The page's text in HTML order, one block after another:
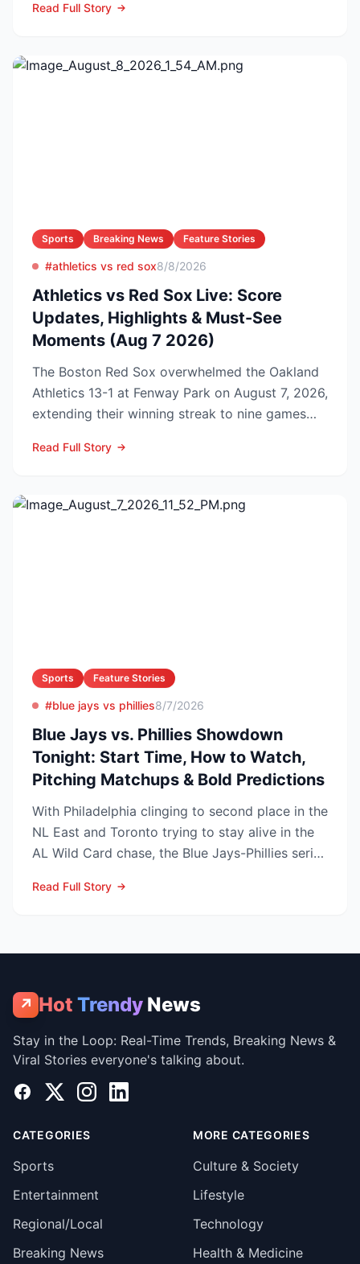
Read Full Story
Sports Breaking News Feature Stories
#athletics vs red sox8/8/2026
Athletics vs Red Sox Live: Score
Updates, Highlights & Must-See
Moments (Aug 7 2026)
The Boston Red Sox overwhelmed the Oakland
Athletics 13-1 at Fenway Park on August 7, 2026,
extending their winning streak to nine games
Read Full Story
Sports Feature Stories
#blue jays vs phillies8/7/2026
Blue Jays vs. Phillies Showdown
Tonight: Start Time, How to Watch,
Pitching Matchups & Bold Predictions
With Philadelphia clinging to second place in the
NL East and Toronto trying to stay alive in the
AL Wild Card chase, the Blue Jays-Phillies series
Read Full Story
↗ Hot Trendy News
Stay in the Loop: Real-Time Trends, Breaking News &
Viral Stories everyone's talking about.
Facebook
X InstagramLinkedIn
CATEGORIES
Sports
Entertainment
Regional/Local
Breaking News
MORE CATEGORIES
Culture & Society
Lifestyle
Technology
Health & Medicine